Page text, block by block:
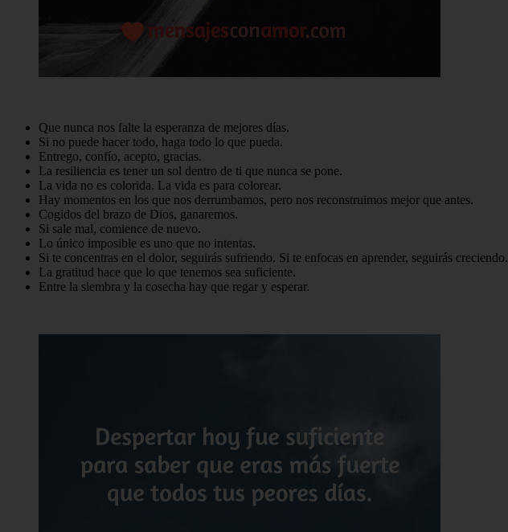
Que nunca nos falte la esperanza de mejores días.
Si no puede hacer todo, haga todo lo que pueda.
Entrego, confío, acepto, gracias.
La resiliencia es tener un sol dentro de ti que nunca se pone.
La vida no es colorida. La vida es para colorear.
Hay momentos en los que nos derrumbamos, pero nos reconstruimos mejor que antes.
Cogidos del brazo de Dios, ganaremos.
Si sale mal, comience de nuevo.
Lo único imposible es uno que no intentas.
Si te concentras en el dolor, seguirás sufriendo. Si te enfocas en aprender, seguirás creciendo.
La gratitud hace que lo que tenemos sea suficiente.
Entre la siembra y la cosecha hay que regar y esperar.